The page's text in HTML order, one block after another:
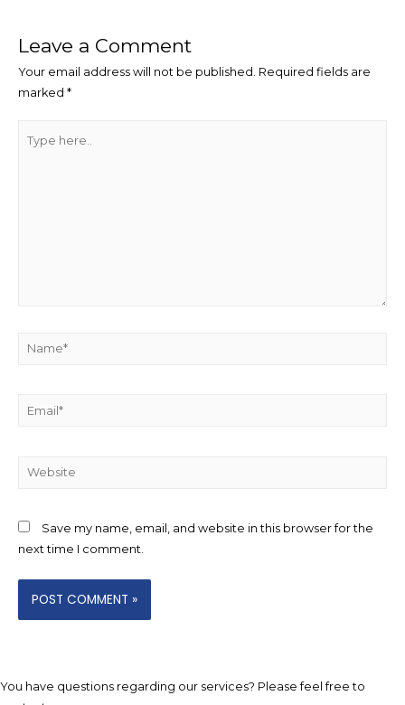
navigation
Leave a Comment
Your email address will not be published. Required fields are
marked *
here..
Name*
Email*
Website
Save my name, email, and website in this browser for the
next time I comment.
You have questions regarding our services? Please feel free to